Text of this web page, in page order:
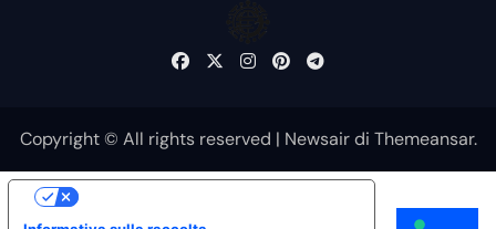
Copyright © All rights reserved | Newsairdi Themeansar.
Le tue preferenze relative alla privacy